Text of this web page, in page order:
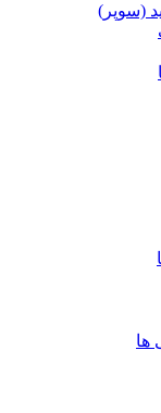
(سوپر)
ها